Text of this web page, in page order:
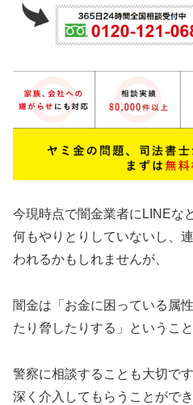
今現時点で闇金業者にLINEな
何もやりとりしていないし、
われるかもしれませんが、
闇金は「お金に困っている属
たり脅したりする」というこ
警察に相談することも大切で
深く介入してもらうことがで